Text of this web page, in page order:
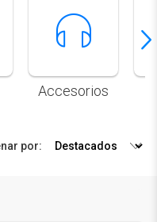
Accesorios
por: